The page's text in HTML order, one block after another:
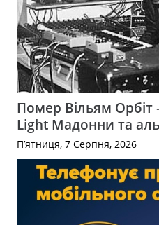
Помер Вільям
Light Мадонни та
П’ятниця, 7 Серпня, 2026